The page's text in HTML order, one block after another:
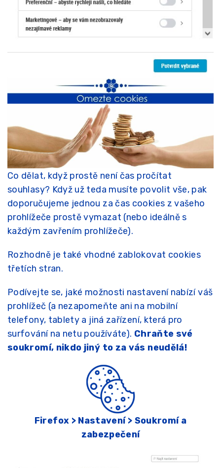
Co dělat, když prostě není čas pročítat
souhlasy? Když už teda musíte povolit vše, pak
doporučujeme jednou za čas cookies z vašeho
prohlížeče prostě vymazat (nebo ideálně s
každým zavřením prohlížeče).
Rozhodně je také vhodné zablokovat cookies
třetích stran.
Podívejte se, jaké možnosti nastavení nabízí váš
prohlížeč (a nezapomeňte ani na mobilní
telefony, tablety a jiná zařízení, která pro
surfování na netu používáte). Chraňte své
soukromí, nikdo jiný to za vás neudělá!
Firefox > Nastavení > Soukromí a
zabezpečení